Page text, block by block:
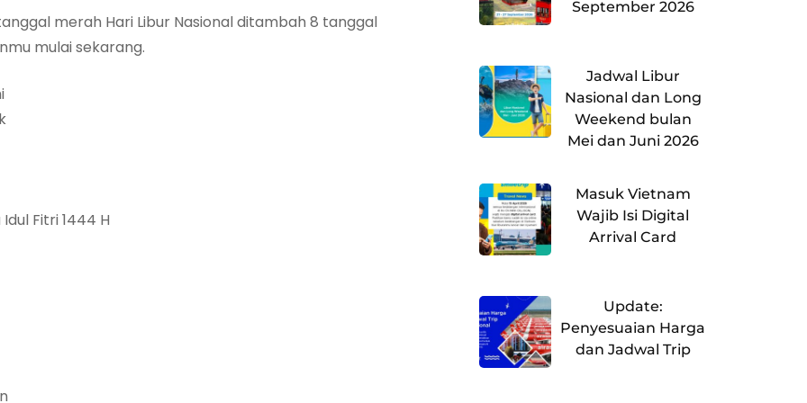
merah Hari Libur Nasional ditambah 8 tanggal
mulai sekarang.
Fitri 1444 H
September 2026
Jadwal Libur
Nasional dan Long
Weekend bulan
Mei dan Juni 2026
Masuk Vietnam
Wajib Isi Digital
Arrival Card
Update:
Penyesuaian Harga
dan Jadwal Trip